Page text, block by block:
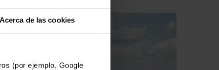
Acerca de las cookies
(por ejemplo, Google